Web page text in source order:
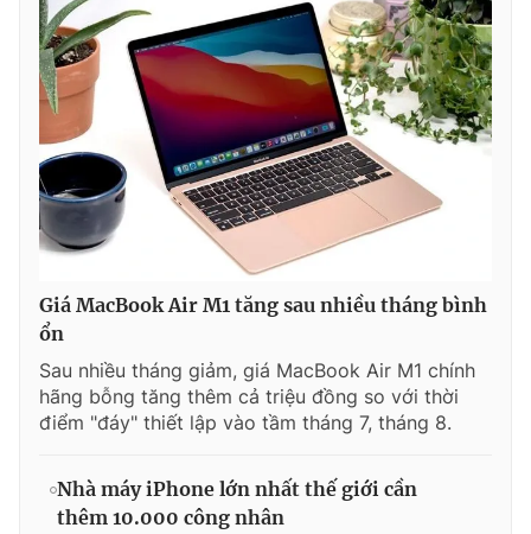
Giá MacBook Air M1 tăng sau nhiều tháng bình
ổn
Sau nhiều tháng giảm, giá MacBook Air M1 chính
hãng bỗng tăng thêm cả triệu đồng so với thời
điểm "đáy" thiết lập vào tầm tháng 7, tháng 8.
Nhà máy iPhone lớn nhất thế giới cần
thêm 10.000 công nhân